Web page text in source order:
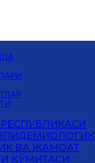
ВА ЖАМОАТ
ҚЎМИТАСИ